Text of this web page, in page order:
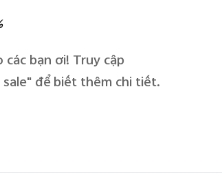
bạn ơi! Truy cập
để biết thêm chi tiết.